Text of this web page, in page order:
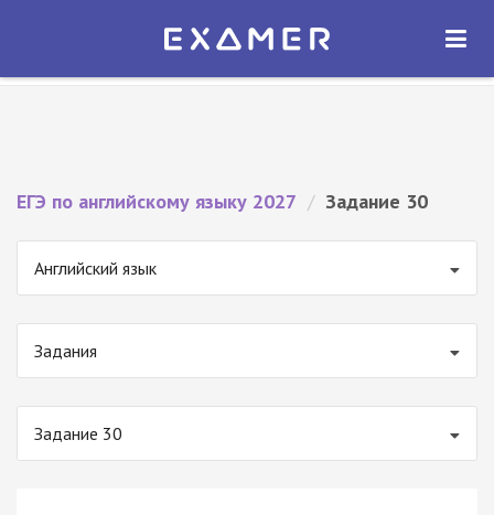
Экзамер — ЕГЭ 2027
ОТКРЫТЬ
ЕГЭ по английскому языку 2027 / Задание 30
Английский язык
Задания
Задание 30